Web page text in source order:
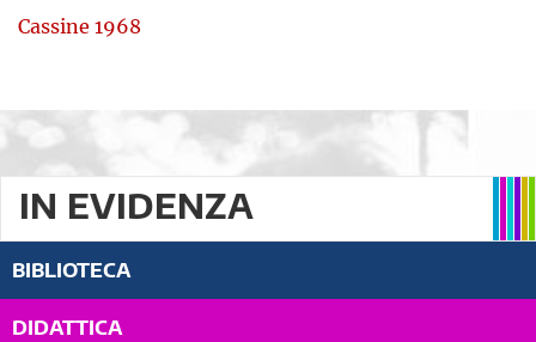
Cassine 1968
IN EVIDENZA
BIBLIOTECA
DIDATTICA